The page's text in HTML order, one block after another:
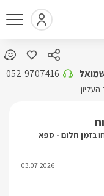
052-9707416
בזמן חלום - ספא
03.07.2026